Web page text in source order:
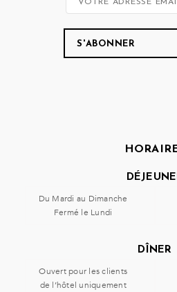
Du Mardi au Dimanche
Fermé le Lundi
DÎNER
Ouvert pour les clients
de l’hôtel uniquement